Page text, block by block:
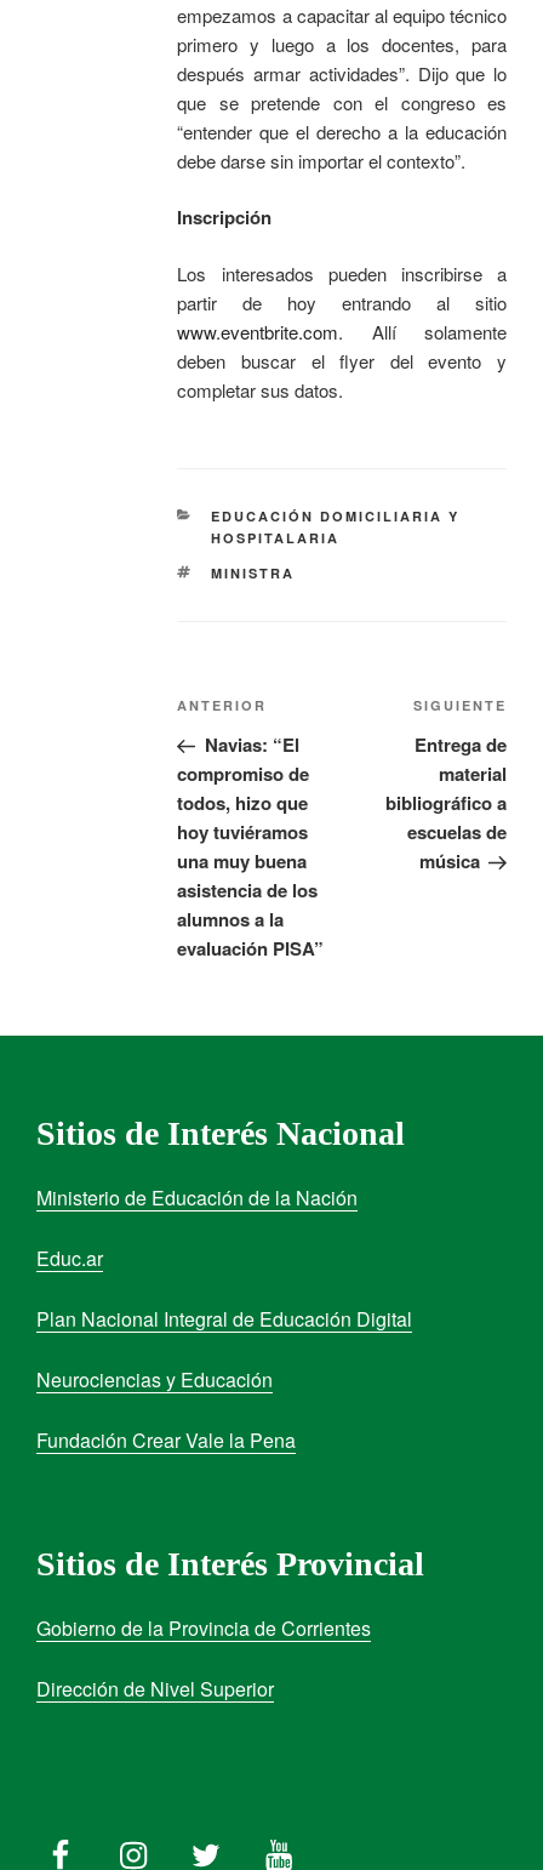
empezamos a capacitar al equipo técnico
primero y luego a los docentes, para
después armar actividades”. Dijo que lo
que se pretende con el congreso es
“entender que el derecho a la educación
debe darse sin importar el contexto”.
Inscripción
Los interesados pueden inscribirse a
partir de hoy entrando al sitio
www.eventbrite.com. Allí solamente
deben buscar el flyer del evento y
completar sus datos.
EDUCACIÓN DOMICILIARIA Y
HOSPITALARIA
MINISTRA
ANTERIOR
Navias: “El
compromiso de
todos, hizo que
hoy tuviéramos
una muy buena
asistencia de los
alumnos a la
evaluación PISA”
SIGUIENTE
Entrega de
material
bibliográfico a
escuelas de
música
Sitios de Interés Nacional
Ministerio de Educación de la Nación
Educ.ar
Plan Nacional Integral de Educación Digital
Neurociencias y Educación
Fundación Crear Vale la Pena
Sitios de Interés Provincial
Gobierno de la Provincia de Corrientes
Dirección de Nivel Superior